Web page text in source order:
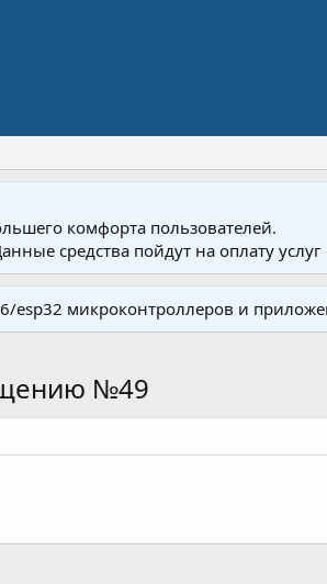
комфорта пользователей.
средства пойдут на оплату
esp32 микроконтроллеров и
№49